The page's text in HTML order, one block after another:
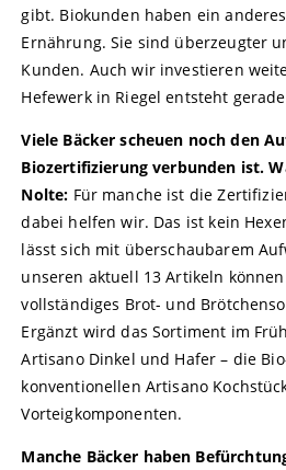
gibt. Biokunden haben ein
Ernährung. Sie sind überzeugter
Kunden. Auch wir investieren
Hefewerk in Riegel entsteht
Viele Bäcker scheuen noch den
Biozertifizierung verbunden ist.
Nolte: Für manche ist die
dabei helfen wir. Das ist kein
lässt sich mit überschaubarem
unseren aktuell 13 Artikeln
vollständiges Brot- und
Ergänzt wird das Sortiment im
Artisano Dinkel und Hafer – die
konventionellen Artisano
Vorteigkomponenten.
Manche Bäcker haben